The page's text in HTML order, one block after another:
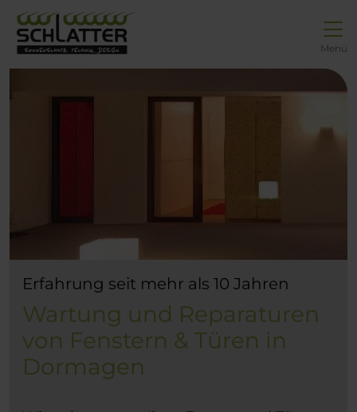
zur Top-Navigation
zur Hauptnavigation
Inhalt springen
zum Footer
Hauptnavigation
Menü
Erfahrung seit mehr als 10 Jahren
Wartung und Reparaturen
von Fenstern & Türen in
Dormagen